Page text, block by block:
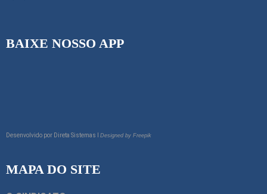
BAIXE NOSSO APP
Desenvolvido por Direta Sistemas I Designed by Freepik
MAPA DO SITE